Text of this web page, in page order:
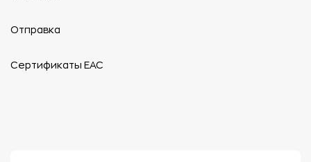
Отправка
Сертификаты ЕАС